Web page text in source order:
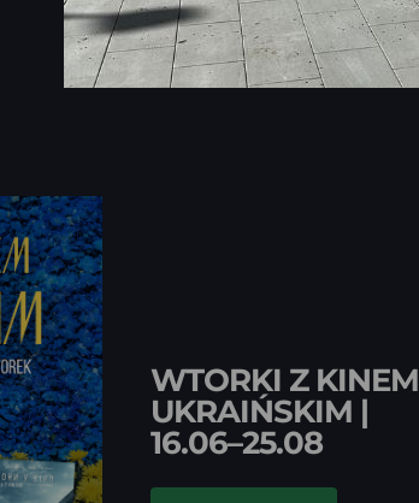
WTORKI Z KINEM
UKRAIŃSKIM |
16.06–25.08